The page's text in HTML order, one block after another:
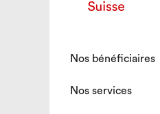
Nos bénéficiaires
Nos services